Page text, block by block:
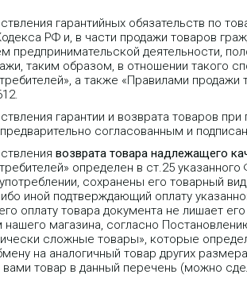
гарантийных обязательств по
РФ и, в части продажи товаров
предпринимательской деятельности,
таким образом, в отношении такого
а также «Правилами
гарантии и возврата товаров при
согласованным и
возврата товара надлежащего
определен в ст.25
сохранены его товарный
иной подтверждающий оплату
оплату товара документа не лишает
нашего магазина, согласно
сложные товары», которые
на аналогичный товар других
товар в данный перечень (можно